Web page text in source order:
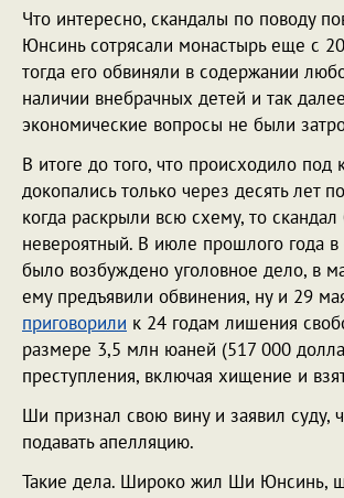
Что интересно, скандалы по поводу
Юнсинь сотрясали монастырь еще с
тогда его обвиняли в содержании
наличии внебрачных детей и так
экономические вопросы не были
В итоге до того, что происходило
докопались только через десять лет
когда раскрыли всю схему, то
невероятный. В июле прошлого года
было возбуждено уголовное дело, в
ему предъявили обвинения, ну и 29
приговорили к 24 годам лишения
размере 3,5 млн юаней (517 000
преступления, включая хищение и
Ши признал свою вину и заявил суду,
подавать апелляцию.
Такие дела. Широко жил Ши Юнсинь,